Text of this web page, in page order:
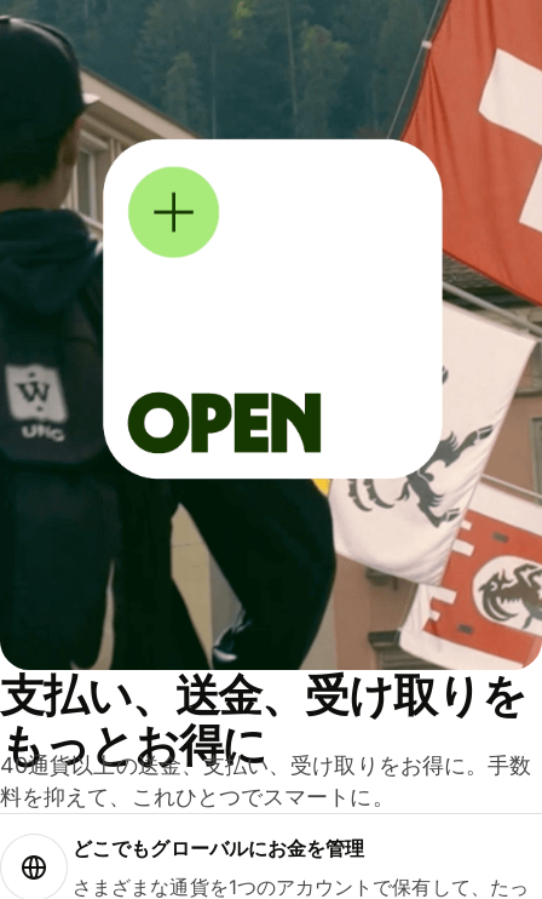
支払い、送金、受け取りを
もっとお得に
40通貨以上の送金、支払い、受け取りをお得に。手数
料を抑えて、これひとつでスマートに。
どこでもグ⁠ロ⁠ー⁠バ⁠ルにお金を管理
さまざまな通貨を1つのアカウントで保有して、たっ